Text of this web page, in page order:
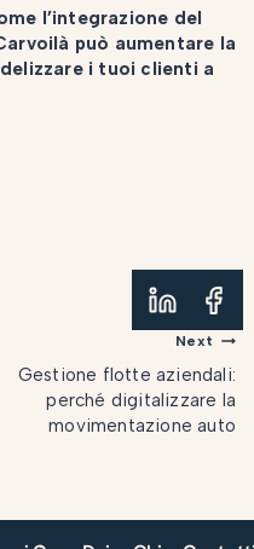
l’integrazione del
può aumentare la
i tuoi clienti a
Next
Gestione flotte aziendali:
perché digitalizzare la
movimentazione auto